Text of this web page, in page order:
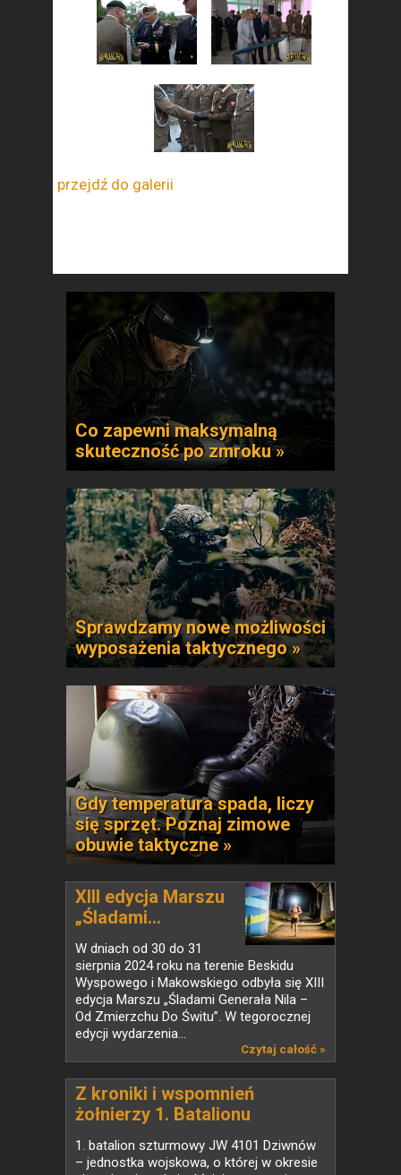
przejdź do galerii
Co zapewni maksymalną
skuteczność po zmroku »
Sprawdzamy nowe możliwości
wyposażenia taktycznego »
Gdy temperatura spada, liczy
się sprzęt. Poznaj zimowe
obuwie taktyczne »
XIII edycja Marszu
„Śladami...
W dniach od 30 do 31
sierpnia 2024 roku na terenie Beskidu
Wyspowego i Makowskiego odbyła się XIII
edycja Marszu „Śladami Generała Nila –
Od Zmierzchu Do Świtu”. W tegorocznej
edycji wydarzenia...
Czytaj całość »
Z kroniki i wspomnień
żołnierzy 1. Batalionu
Szturmowego z Dziwnowa
1. batalion szturmowy JW 4101 Dziwnów
– jednostka wojskowa, o której w okresie